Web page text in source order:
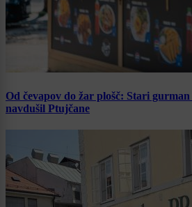
Od čevapov do žar plošč: Stari
navdušil Ptujčane